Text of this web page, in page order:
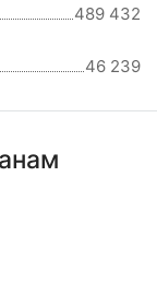
489 432
46 239